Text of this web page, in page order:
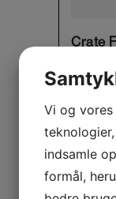
Crate
125,00
Vi og
indsamle
formål,